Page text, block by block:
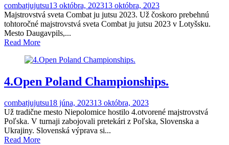
combatjujutsu13 októbra, 202313 októbra, 2023
Majstrovstvá sveta Combat ju jutsu 2023. Už čoskoro prebehnú
tohtoročné majstrovstvá sveta Combat ju jutsu 2023 v Lotyšsku.
Mesto Daugavpils,...
Read More
4.Open Poland Championships.
combatjujutsu18 júna, 202313 októbra, 2023
Už tradične mesto Niepolomice hostilo 4.otvorené majstrovstvá
Poľska. V turnaji zabojovali pretekári z Poľska, Slovenska a
Ukrajiny. Slovenská výprava si...
Read More